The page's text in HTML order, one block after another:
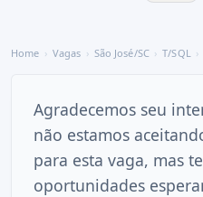
Home Vagas São José/SC T/SQL
Agradecemos seu
não estamos
para esta vaga, mas
oportunidades